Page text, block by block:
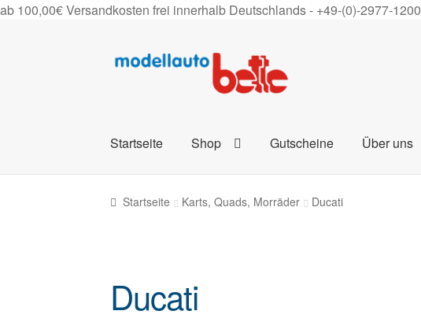
ab 100,00€ Versandkosten frei innerhalb Deutschlands - +49-(0)-2977-1200
Zur
Zum
Startseite Shop Gutscheine Über uns
Startseite Karts, Quads, Morräder Ducati
Ducati